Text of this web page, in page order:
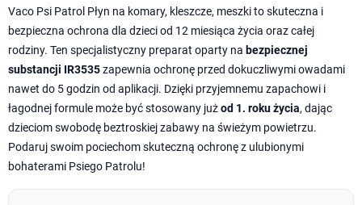
Vaco Psi Patrol Płyn na komary, kleszcze, meszki to skuteczna i
bezpieczna ochrona dla dzieci od 12 miesiąca życia oraz całej
rodziny. Ten specjalistyczny preparat oparty na bezpiecznej
substancji IR3535zapewnia ochronę przed dokuczliwymi owadami
nawet do 5 godzin od aplikacji. Dzięki przyjemnemu zapachowi i
łagodnej formule może być stosowany jużod 1. roku życia, dając
dzieciom swobodę beztroskiej zabawy na świeżym powietrzu.
Podaruj swoim pociechom skuteczną ochronę z ulubionymi
bohaterami Psiego Patrolu!